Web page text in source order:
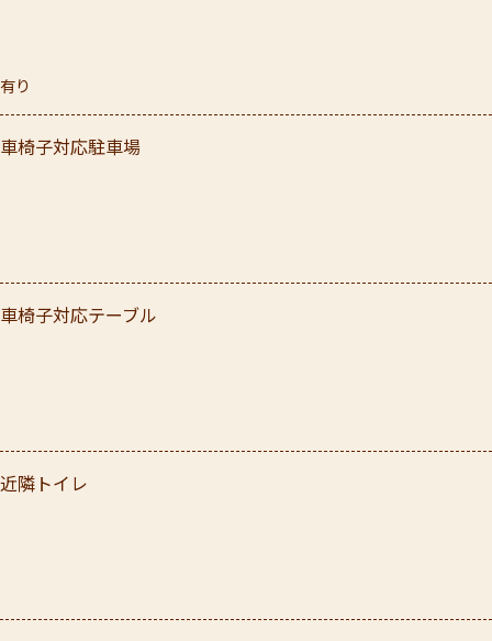
有り
車椅子対応駐車場
車椅子対応テーブル
近隣トイレ